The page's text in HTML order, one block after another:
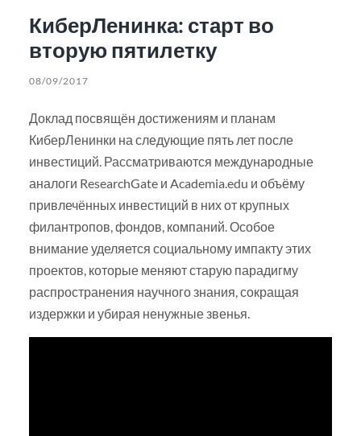
КиберЛенинка: старт во
вторую пятилетку
08/09/2017
Доклад посвящён достижениям и планам
КиберЛенинки на следующие пять лет после
инвестиций. Рассматриваются международные
аналоги ResearchGate и Academia.edu и объёму
привлечённых инвестиций в них от крупных
филантропов, фондов, компаний. Особое
внимание уделяется социальному импакту этих
проектов, которые меняют старую парадигму
распространения научного знания, сокращая
издержки и убирая ненужные звенья.